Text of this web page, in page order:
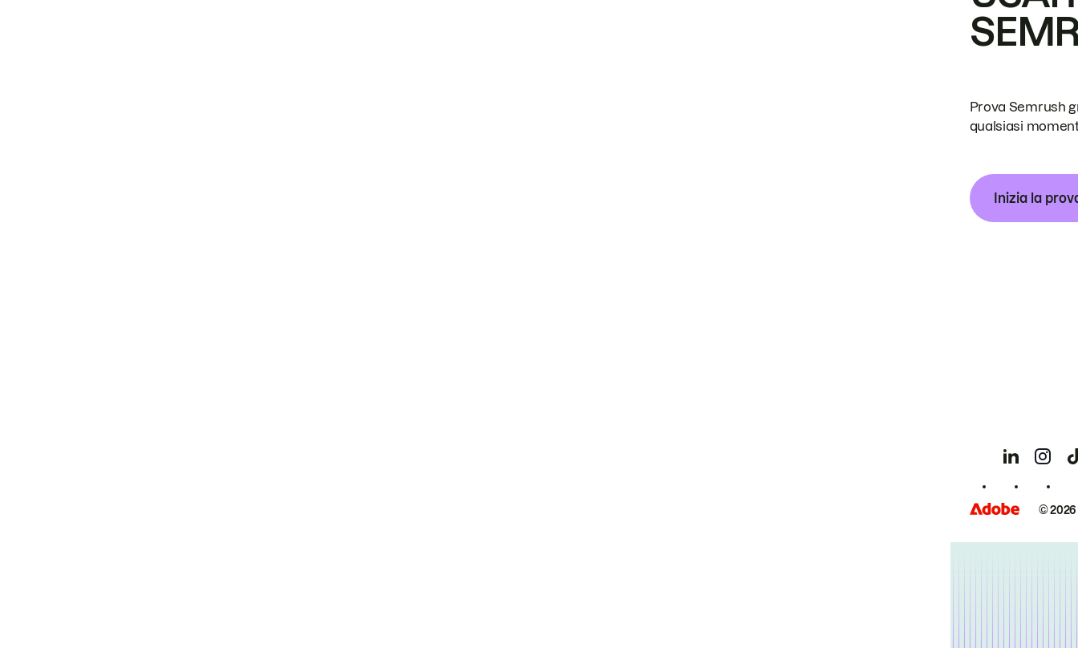
Prova Semrush
qualsiasi
Inizia la
©